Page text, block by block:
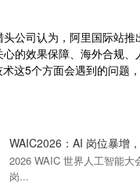
头公司认为，阿里国际站
的效果保障、海外合规、
这5个方面会遇到的问题
WAIC2026：AI 岗位暴增
2026 WAIC 世界人工智能大
岗...